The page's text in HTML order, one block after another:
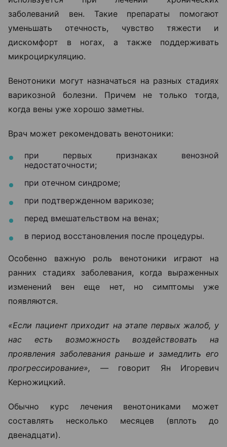
заболеваний вен. Такие препараты помогают
уменьшать отечность, чувство тяжести и
дискомфорт в ногах, а также поддерживать
микроциркуляцию.
Венотоники могут назначаться на разных стадиях
варикозной болезни. Причем не только тогда,
когда вены уже хорошо заметны.
Врач может рекомендовать венотоники:
при первых признаках венозной
недостаточности;
при отечном синдроме;
при подтвержденном варикозе;
перед вмешательством на венах;
в период восстановления после процедуры.
Особенно важную роль венотоники играют на
ранних стадиях заболевания, когда выраженных
изменений вен еще нет, но симптомы уже
появляются.
«Если пациент приходит на этапе первых жалоб, у
нас есть возможность воздействовать на
проявления заболевания раньше и замедлить его
прогрессирование», —говорит Ян Игоревич
Керножицкий.
Обычно курс лечения венотониками может
составлять несколько месяцев (вплоть до
двенадцати).